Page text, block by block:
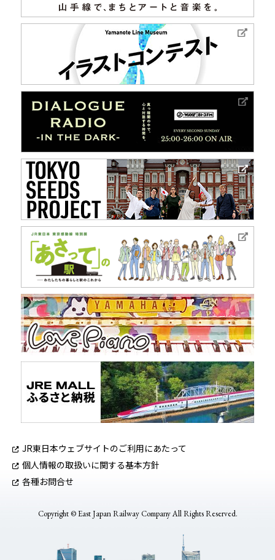
JR東日本ウェブサイトのご利用にあたって
個人情報の取扱いに関する基本方針
各種お問合せ
Copyright © East Japan Railway Company All Rights Reserved.